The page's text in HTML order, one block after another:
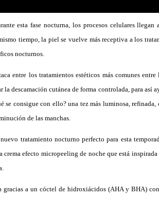
esta fase nocturna, los procesos celulares
tiempo, la piel se vuelve más receptiva a los
nocturnos.
entre los tratamientos estéticos más comunes
descamación cutánea de forma controlada, para así
se consigue con ello? una tez más luminosa, refinada,
de las manchas.
nuevo tratamiento nocturno perfecto para esta
efecto micropeeling de noche que está
gracias a un cóctel de hidroxiácidos (AHA y BHA)